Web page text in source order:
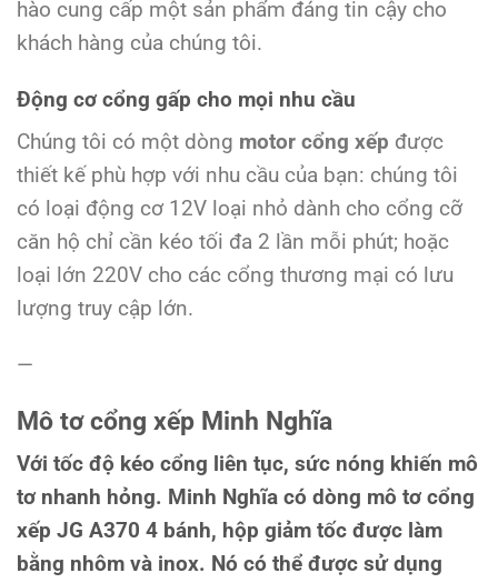
hào cung cấp một sản phẩm đáng tin cậy cho
khách hàng của chúng tôi.
Động cơ cổng gấp cho mọi nhu cầu
Chúng tôi có một dòng motor cổng xếp được
thiết kế phù hợp với nhu cầu của bạn: chúng tôi
có loại động cơ 12V loại nhỏ dành cho cổng cỡ
căn hộ chỉ cần kéo tối đa 2 lần mỗi phút; hoặc
loại lớn 220V cho các cổng thương mại có lưu
lượng truy cập lớn.
—
Mô tơ cổng xếp Minh Nghĩa
Với tốc độ kéo cổng liên tục, sức nóng khiến mô
tơ nhanh hỏng. Minh Nghĩa có dòng mô tơ cổng
xếp JG A370 4 bánh, hộp giảm tốc được làm
bằng nhôm và inox. Nó có thể được sử dụng